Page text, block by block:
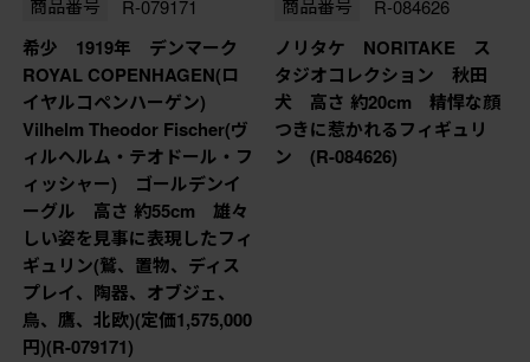
商品番号 R-079171
希少 1919年 デンマーク
ROYAL COPENHAGEN(ロ
イヤルコペンハーゲン)
Vilhelm Theodor Fischer(ヴ
ィルヘルム・テオドール・フ
ィッシャー) ゴールデンイ
ーグル 高さ 約55cm 雄々
しい姿を見事に表現したフィ
ギュリン(鷲、置物、ディス
プレイ、陶器、オブジェ、
鳥、鷹、北欧)(定価1,575,000
円)(R-079171)
商品番号 R-084626
ノリタケ NORITAKE ス
タジオコレクション 秋田
犬 高さ 約20cm 精悍な顔
つきに惹かれるフィギュリ
ン (R-084626)